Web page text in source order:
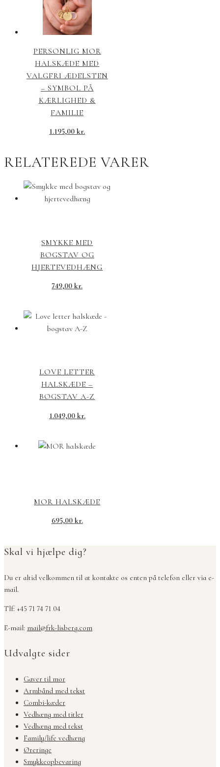
PERSONLIG MOR
HALSKÆDE MED
VALGFRI ÆDELSTEN
– SYMBOL PÅ
KÆRLIGHED &
FAMILIE
1.195,00kr.
RELATEREDE VARER
SMYKKE MED
BOGSTAV OG
HJERTEVEDHÆNG
749,00kr.
LOVE LETTER
HALSKÆDE –
BOGSTAV A-Z
1.049,00 kr.
MOR HALSKÆDE
695,00 kr.
Skal vi hjælpe dig?
Du er altid velkommen til at kontakte os enten på telefon eller via e-
mail.
Tlf: +45 71 74 71 04
E-mail: mail@frk-lisberg.com
Udvalgte sider
Gaver til mor
Armbånd med tekst
Combi-kæder
Vedhæng med titler
Vedhæng med tekst
Family/life vedhæng
Øreringe
Smykkeopbevaring